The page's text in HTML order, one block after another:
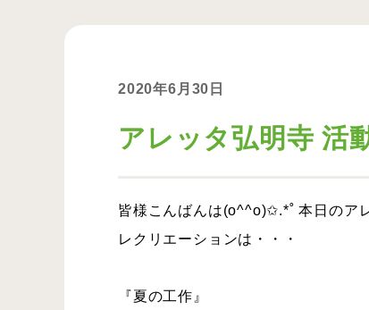
2020年6月30日
アレッタ弘明寺 活
皆様こんばんは(o^^o)✩.*˚ 本日のア
レクリエーションは・・・
『夏の工作』